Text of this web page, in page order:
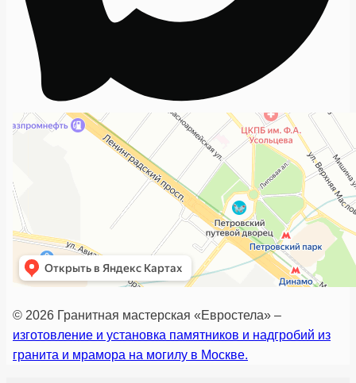
© 2026 Гранитная мастерская «Евростела» –
изготовление и установка памятников и надгробий из
гранита и мрамора на могилу в Москве.